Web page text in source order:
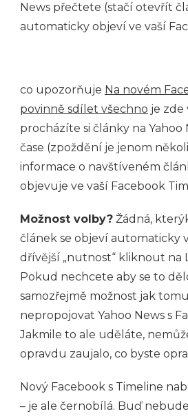
News přečtete (stačí otevřít
automaticky objeví ve vaší
co upozorňuje Na novém
povinně sdílet všechno je zde
procházíte si články na Yahoo
čase (zpoždění je jenom
informace o navštíveném
objevuje ve vaší Facebook
Možnost volby? Žádná,
článek se objeví automaticky
dřívější „nutnost“ kliknout na
Pokud nechcete aby se to
samozřejmě možnost jak
nepropojovat Yahoo News s
Jakmile to ale uděláte,
opravdu zaujalo, co byste
Nový Facebook s Timeline
– je ale černobílá. Buď